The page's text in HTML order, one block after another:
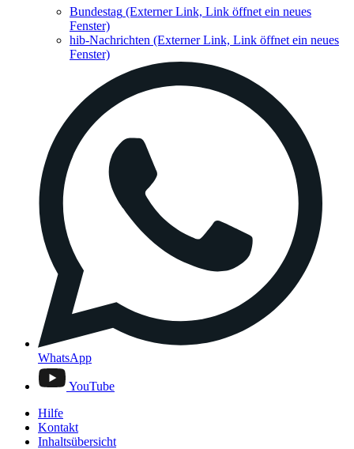
Bundestag (Externer Link, Link öffnet ein neues
Fenster)
hib-Nachrichten (Externer Link, Link öffnet ein neues
Fenster)
WhatsApp
YouTube
Hilfe
Kontakt
Inhaltsübersicht